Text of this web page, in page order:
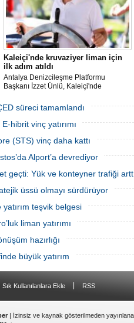
Kaleiçi'nde kruvaziyer liman için
ilk adım atıldı
Antalya Denizcileşme Platformu
Başkanı İzzet Ünlü, Kaleiçi'nde
Ulaştırma ve Altyapı Bakanlığı 6'ncı
Bölge Müdürlüğü tarafından teknik
çalışma başlatıldığını açıkladı.
süreci tamamlandı
hibrit vinç yatırımı
(STS) vinç daha kattı
Alport’a devrediyor
geçti: Yük ve konteyner trafiği
üssü olmayı sürdürüyor
teşvik belgesi
liman yatırımı
hazırlığı
büyük yatırım
Sık Kullanılanlara Ekle RSS
| İzinsiz ve kaynak gösterilmeden